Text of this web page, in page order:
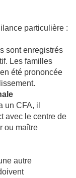
particulière :
sont enregistrés
Les familles
été prononcée
un CFA, il
avec le centre de
ou maître
autre